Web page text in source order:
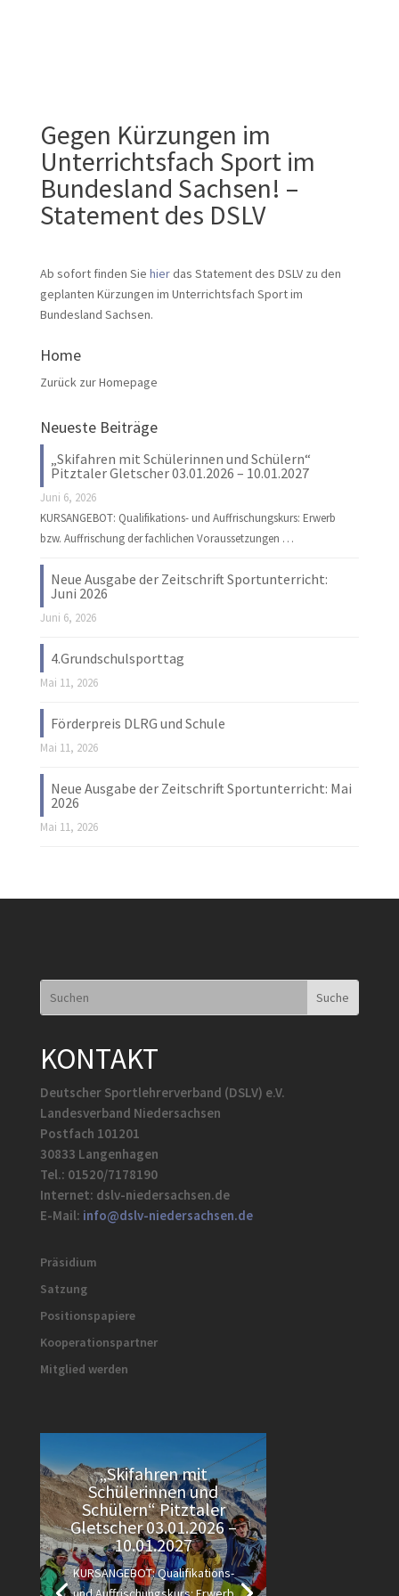
Gegen Kürzungen im
Unterrichtsfach Sport im
Bundesland Sachsen! –
Statement des DSLV
Ab sofort finden Sie hierdas Statement des DSLV zu den
geplanten Kürzungen im Unterrichtsfach Sport im
Bundesland Sachsen.
Home
Zurück zur Homepage
Neueste Beiträge
„Skifahren mit Schülerinnen und Schülern“
Pitztaler Gletscher 03.01.2026 – 10.01.2027
Juni 6, 2026
KURSANGEBOT: Qualifikations- und Auffrischungskurs: Erwerb
bzw. Auffrischung der fachlichen Voraussetzungen …
Neue Ausgabe der Zeitschrift Sportunterricht:
Juni 2026
Juni 6, 2026
4.Grundschulsporttag
Mai 11, 2026
Förderpreis DLRG und Schule
Mai 11, 2026
Neue Ausgabe der Zeitschrift Sportunterricht: Mai
2026
Mai 11, 2026
KONTAKT
Deutscher Sportlehrerverband (DSLV) e.V.
Landesverband Niedersachsen
Postfach 101201
30833 Langenhagen
Tel.: 01520/7178190
Internet: dslv-niedersachsen.de
E-Mail: info@dslv-niedersachsen.de
Präsidium
Satzung
Positionspapiere
Kooperationspartner
Mitglied werden
„Skifahren mit
Schülerinnen und
Schülern“ Pitztaler
Gletscher 03.01.2026 –
10.01.2027
KURSANGEBOT: Qualifikations-